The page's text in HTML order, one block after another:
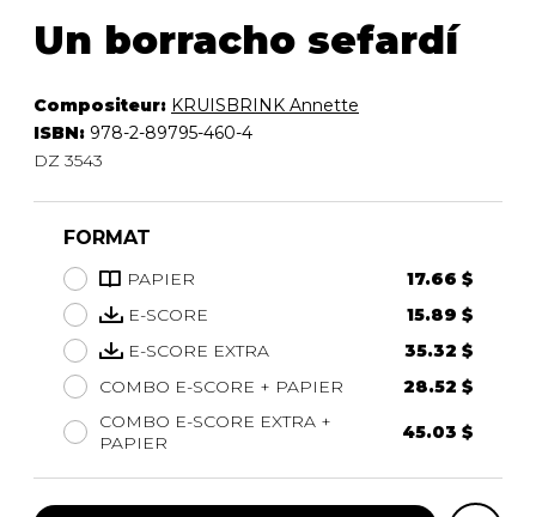
Un borracho sefardí
Compositeur: KRUISBRINK Annette
ISBN: 978-2-89795-460-4
DZ 3543
FORMAT
PAPIER
17.66 $
E-SCORE
15.89 $
E-SCORE EXTRA
35.32 $
COMBO E-SCORE + PAPIER
28.52 $
COMBO E-SCORE EXTRA +
PAPIER
45.03 $